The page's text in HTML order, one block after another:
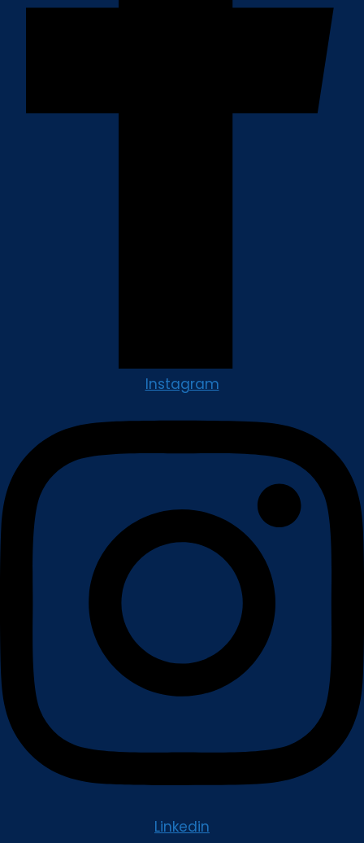
Instagram
Linkedin